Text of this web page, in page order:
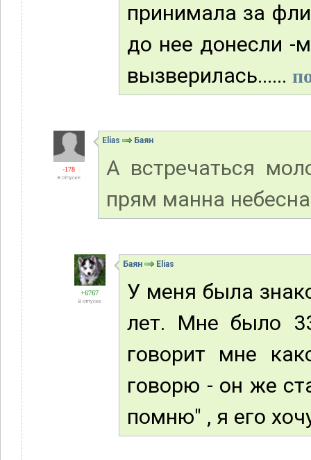
принимала за
до нее донесли -
вызверилась......
-178
В отпуске
Elias Баян
А встречаться
прям манна
+6767
В отпуске
Баян Elias
У меня была
лет. Мне было
говорит мне
говорю - он же
помню" , я его